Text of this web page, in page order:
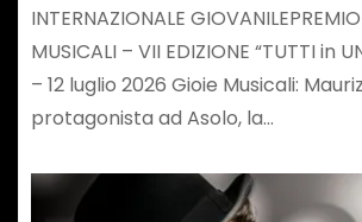
INTERNAZIONALE
MUSICALI – VII EDIZIONE “TUTTI in
– 12 luglio 2026 Gioie Musicali:
protagonista ad Asolo, la…